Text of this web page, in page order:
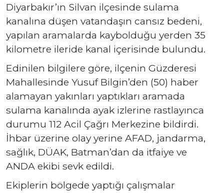
Diyarbakır’ın Silvan ilçesinde sulama
kanalına düşen vatandaşın cansız bedeni,
yapılan aramalarda kaybolduğu yerden 35
kilometre ileride kanal içerisinde bulundu.
Edinilen bilgilere göre, ilçenin Güzderesi
Mahallesinde Yusuf Bilgin’den (50) haber
alamayan yakınları yaptıkları aramada
sulama kanalında ayak izlerine rastlayınca
durumu 112 Acil Çağrı Merkezine bildirdi.
İhbar üzerine olay yerine AFAD, jandarma,
sağlık, DÜAK, Batman’dan da itfaiye ve
ANDA ekibi sevk edildi.
Ekiplerin bölgede yaptığı çalışmalar